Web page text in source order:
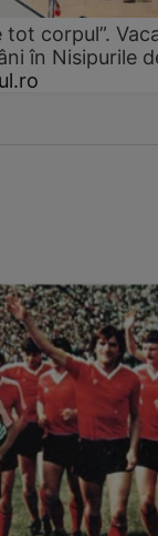
corpul”.
în Nisipurile